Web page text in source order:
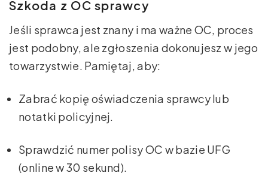
Szkoda z OC sprawcy
Jeśli sprawca jest znany i ma ważne OC, proces
jest podobny, ale zgłoszenia dokonujesz w jego
towarzystwie. Pamiętaj, aby:
Zabrać kopię oświadczenia sprawcy lub
notatki policyjnej.
Sprawdzić numer polisy OC w bazie UFG
(online w 30 sekund).